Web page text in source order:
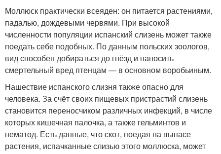
Моллюск практически всеяден: он питается растениями,
падалью, дождевыми червями. При высокой
численности популяции испанский слизень может также
поедать себе подобных. По данным польских зоологов,
вид способен добираться до гнёзд и наносить
смертельный вред птенцам — в основном воробьиным.
Нашествие испанского слизня также опасно для
человека. За счёт своих пищевых пристрастий слизень
становится переносчиком различных инфекций, в числе
которых кишечная палочка, а также гельминтов и
нематод. Есть данные, что скот, поедая на выпасе
растения, испачканные слизью этого моллюска, может